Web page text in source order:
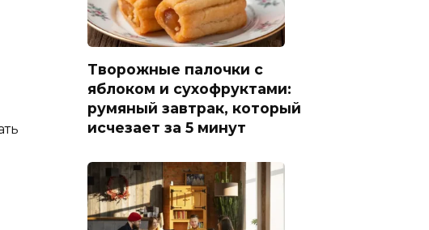
Творожные палочки с
яблоком и сухофруктами:
румяный завтрак, который
исчезает за 5 минут